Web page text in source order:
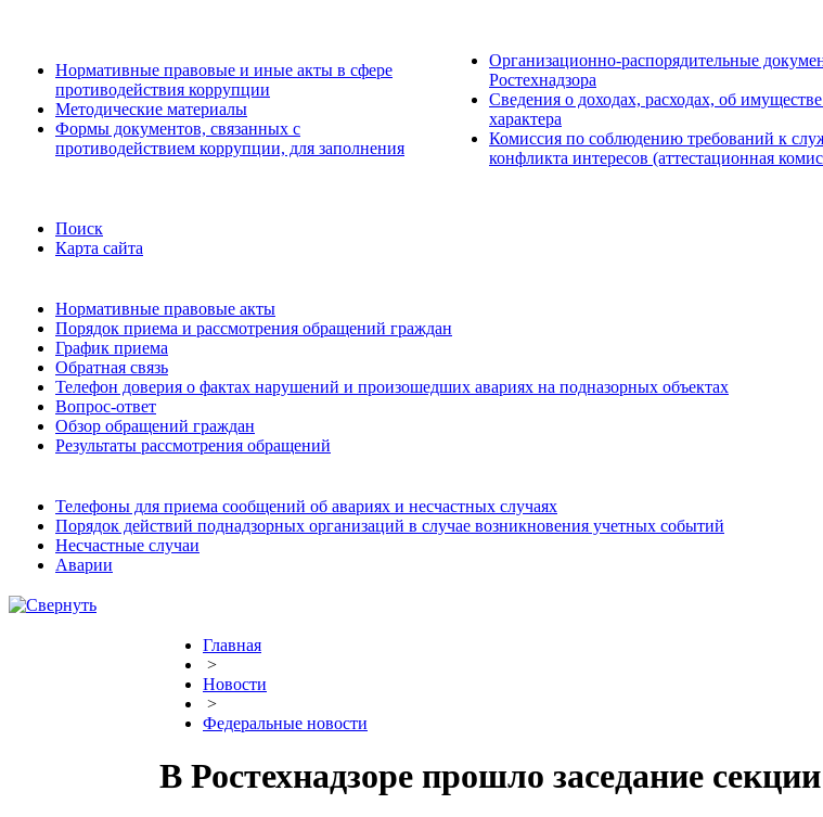
Нормативные правовые и иные акты в сфере
противодействия коррупции
Методические материалы
Формы документов, связанных с
противодействием коррупции, для заполнения
Организационно-распорядительные
Ростехнадзора
Сведения о доходах, расходах, об
характера
Комиссия по соблюдению требований к
конфликта интересов (аттестационная
Поиск
Карта сайта
Нормативные правовые акты
Порядок приема и рассмотрения обращений граждан
График приема
Обратная связь
Телефон доверия о фактах нарушений и произошедших авариях на подназорных объектах
Вопрос-ответ
Обзор обращений граждан
Результаты рассмотрения обращений
Телефоны для приема сообщений об авариях и несчастных случаях
Порядок действий поднадзорных организаций в случае возникновения учетных событий
Несчастные случаи
Аварии
Главная
>
Новости
>
Федеральные новости
В Ростехнадзоре прошло заседание